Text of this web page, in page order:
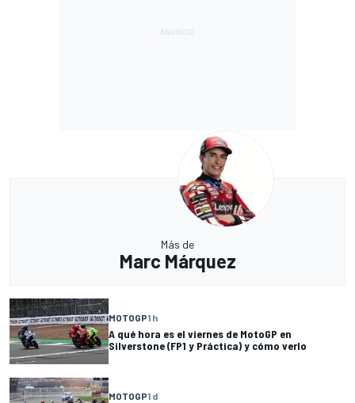
Más de
Marc Márquez
MOTOGP1 h
A qué hora es el viernes de MotoGP en
Silverstone (FP1 y Práctica) y cómo verlo
MOTOGP1 d